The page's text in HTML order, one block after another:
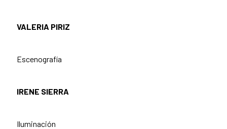
VALERIA PIRIZ
Escenografía
IRENE SIERRA
Iluminación